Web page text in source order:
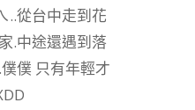
..從台中走到花
.中途還遇到落
僕 只有年輕才